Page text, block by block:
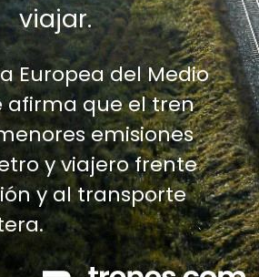
viajar.
Europea del Medio
afirma que el tren
emisiones
y viajero frente
y al transporte